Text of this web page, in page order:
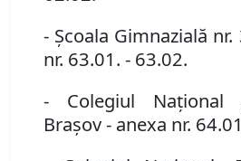
- Şcoala Gimnazială
nr. 63.01. - 63.02.
- Colegiul Naţional
Braşov- anexa nr.